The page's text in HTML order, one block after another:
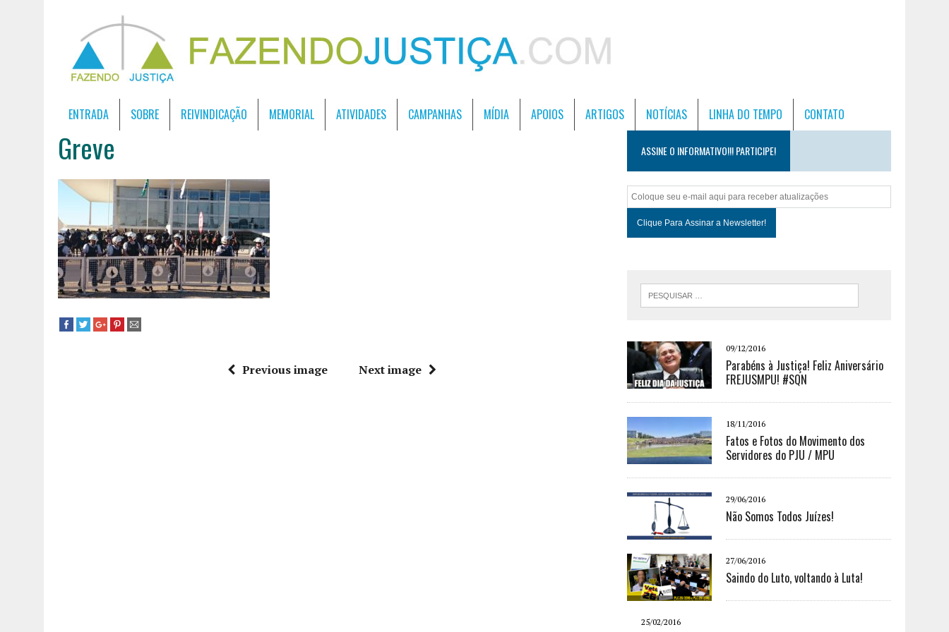
ENTRADA SOBRE REIVINDICAÇÃO MEMORIAL ATIVIDADES CAMPANHAS MÍDIA APOIOS ARTIGOS NOTÍCIAS LINHA DO TEMPO CONTATO
Greve
Previous image Next image
ASSINE O INFORMATIVO!!! PARTICIPE!
09/12/2016
Parabéns à Justiça! Feliz Aniversário
FREJUSMPU! #SQN
18/11/2016
Fatos e Fotos do Movimento dos
Servidores do PJU / MPU
29/06/2016
Não Somos Todos Juízes!
27/06/2016
Saindo do Luto, voltando à Luta!
25/02/2016